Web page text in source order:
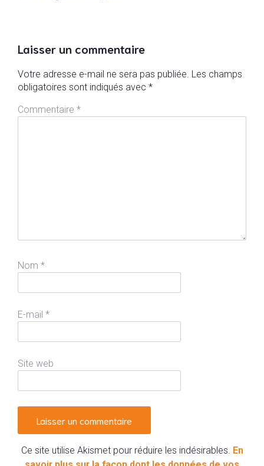
Laisser un commentaire
Votre adresse e-mail ne sera pas publiée. Les champs
obligatoires sont indiqués avec *
Commentaire *
Nom *
E-mail *
Site web
Ce site utilise Akismet pour réduire les indésirables. En